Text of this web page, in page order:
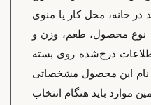
خانه، محل کار یا منوی
نوع محصول، طعم، وزن و
درج‌شده روی بسته
این محصول مشخصاتی
باید هنگام انتخاب